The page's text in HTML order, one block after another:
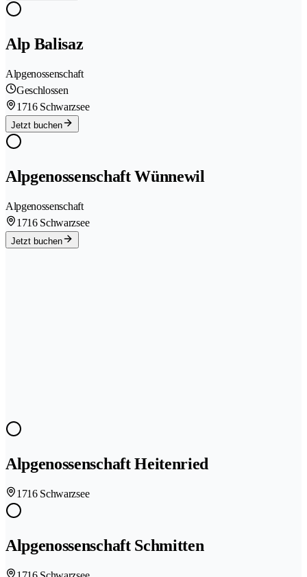
Alp Balisaz
Alpgenossenschaft
Geschlossen
1716 Schwarzsee
Jetzt buchen
Alpgenossenschaft Wünnewil
Alpgenossenschaft
1716 Schwarzsee
Jetzt buchen
Alpgenossenschaft Heitenried
1716 Schwarzsee
Alpgenossenschaft Schmitten